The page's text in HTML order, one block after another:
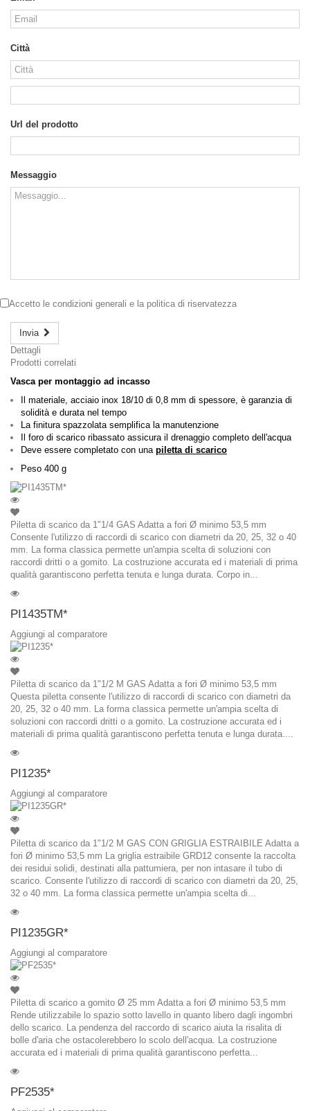
Città
Url del prodotto
Messaggio
Accetto le condizioni generali e la politica di riservatezza
Invia
Dettagli
Prodotti correlati
Vasca per montaggio ad incasso
Il materiale, acciaio inox 18/10 di 0,8 mm di spessore, è garanzia di
solidità e durata nel tempo
La finitura spazzolata semplifica la manutenzione
Il foro di scarico ribassato assicura il drenaggio completo dell'acqua
Deve essere completato con una piletta di scarico
Peso 400 g
Piletta di scarico da 1"1/4 GAS Adatta a fori Ø minimo 53,5 mm
Consente l'utilizzo di raccordi di scarico con diametri da 20, 25, 32 o 40
mm. La forma classica permette un'ampia scelta di soluzioni con
raccordi dritti o a gomito. La costruzione accurata ed i materiali di prima
qualità garantiscono perfetta tenuta e lunga durata. Corpo in...
PI1435TM*
Aggiungi al comparatore
Piletta di scarico da 1"1/2 M GAS Adatta a fori Ø minimo 53,5 mm
Questa piletta consente l'utilizzo di raccordi di scarico con diametri da
20, 25, 32 o 40 mm. La forma classica permette un'ampia scelta di
soluzioni con raccordi dritti o a gomito. La costruzione accurata ed i
materiali di prima qualità garantiscono perfetta tenuta e lunga durata....
PI1235*
Aggiungi al comparatore
Piletta di scarico da 1"1/2 M GAS CON GRIGLIA ESTRAIBILE Adatta a
fori Ø minimo 53,5 mm La griglia estraibile GRD12 consente la raccolta
dei residui solidi, destinati alla pattumiera, per non intasare il tubo di
scarico. Consente l'utilizzo di raccordi di scarico con diametri da 20, 25,
32 o 40 mm. La forma classica permette un'ampia scelta di...
PI1235GR*
Aggiungi al comparatore
Piletta di scarico a gomito Ø 25 mm Adatta a fori Ø minimo 53,5 mm
Rende utilizzabile lo spazio sotto lavello in quanto libero dagli ingombri
dello scarico. La pendenza del raccordo di scarico aiuta la risalita di
bolle d'aria che ostacolerebbero lo scolo dell'acqua. La costruzione
accurata ed i materiali di prima qualità garantiscono perfetta...
PF2535*